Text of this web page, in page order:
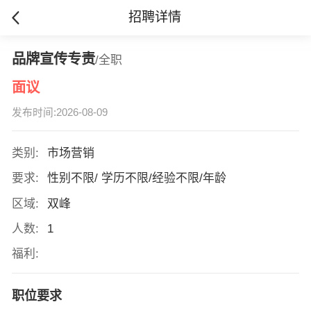
招聘详情
品牌宣传专责/全职
面议
发布时间:2026-08-09
类别:
市场营销
要求:
性别不限/ 学历不限/经验不限/年龄
区域:
双峰
人数:
1
福利:
职位要求